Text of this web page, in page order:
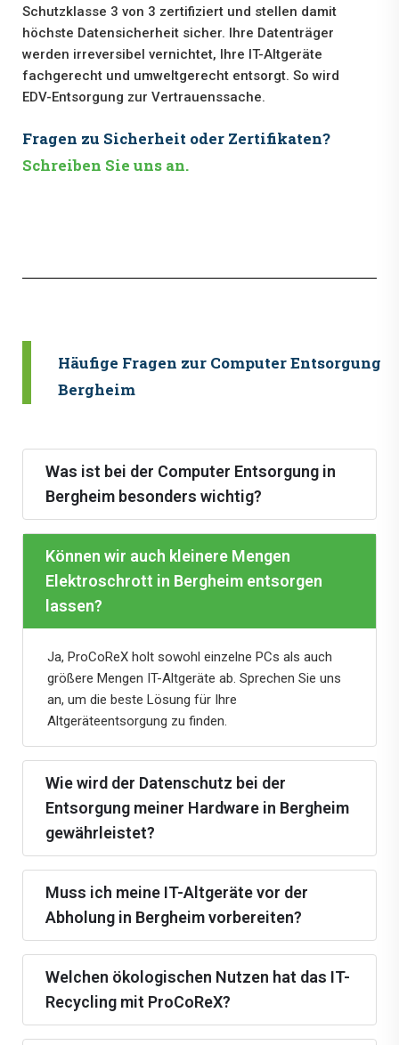
Schutzklasse 3 von 3 zertifiziert und stellen damit
höchste Datensicherheit sicher. Ihre Datenträger
werden irreversibel vernichtet, Ihre IT-Altgeräte
fachgerecht und umweltgerecht entsorgt. So wird
EDV-Entsorgung zur Vertrauenssache.
Fragen zu Sicherheit oder Zertifikaten?
Schreiben Sie uns an.
Häufige Fragen zur Computer Entsorgung
Bergheim
Was ist bei der Computer Entsorgung in
Bergheim besonders wichtig?
Können wir auch kleinere Mengen
Elektroschrott in Bergheim entsorgen
lassen?
Ja, ProCoReX holt sowohl einzelne PCs als auch
größere Mengen IT-Altgeräte ab. Sprechen Sie uns
an, um die beste Lösung für Ihre
Altgeräteentsorgung zu finden.
Wie wird der Datenschutz bei der
Entsorgung meiner Hardware in Bergheim
gewährleistet?
Muss ich meine IT-Altgeräte vor der
Abholung in Bergheim vorbereiten?
Welchen ökologischen Nutzen hat das IT-
Recycling mit ProCoReX?